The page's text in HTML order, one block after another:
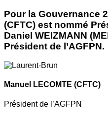
Pour la Gouvernance
(CFTC) est nommé
Daniel WEIZMANN
Président de l’AGFPN.
Manuel LECOMTE (CFTC)
Président de l’AGFPN